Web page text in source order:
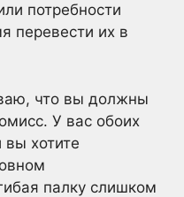
потребности
перевести их в
что вы должны
У вас обоих
вы хотите
палку слишком